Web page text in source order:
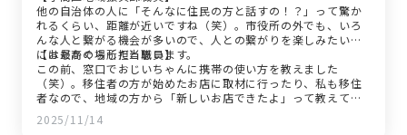
他の自治体の人に「そんなに住民の方と話すの！？」って驚か
れるくらい、距離が近いですね（笑）。市役所の外でも、いろ
んな人と繋がる機会が多いので、人との繋がりを楽しみたい人
には最高の場所だと思います。
【おだかぐらし担当職員】
この前、窓口でおじいちゃんに携帯の使い方を教えました
（笑）。移住者の方が始めたお店に取材に行ったり、私も移住
者なので、地域の方から「新しいお店できたよ」って教えても
らって一緒に出かけたり。そんな温かい繋がりがたくさんあり
ます。
2025/11/14